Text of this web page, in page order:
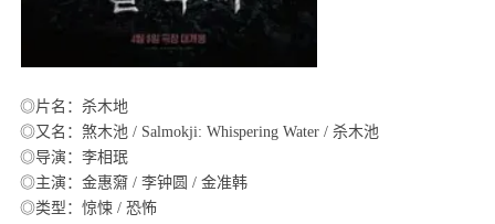
◎片名：杀木地
◎又名：煞木池 / Salmokji: Whispering Water / 杀木池
◎导演：李相珉
◎主演：金惠奫 / 李钟圆 / 金准韩
◎类型：惊悚 / 恐怖